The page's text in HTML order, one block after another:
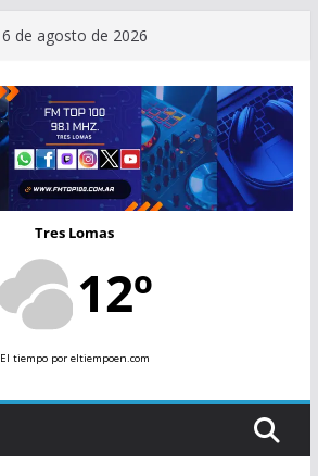
6 de agosto de 2026
Tres Lomas
12º
El tiempopor eltiempoen.com